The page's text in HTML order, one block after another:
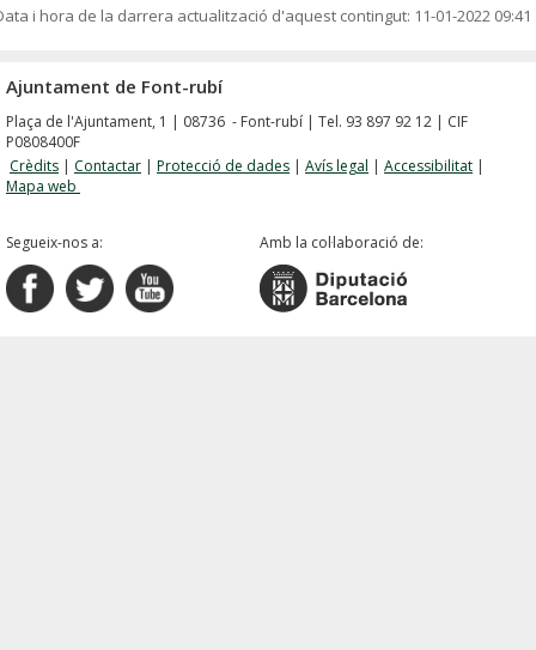
i hora de la darrera actualització d'aquest contingut: 11-01-2022 09:41
Ajuntament de Font-rubí
Plaça de l'Ajuntament, 1 | 08736 - Font-rubí | Tel. 93 897 92 12 | CIF
P0808400F
Crèdits | Contactar | Protecció de dades | Avís legal | Accessibilitat |
Mapa web
Segueix-nos a: Amb la col·laboració de: